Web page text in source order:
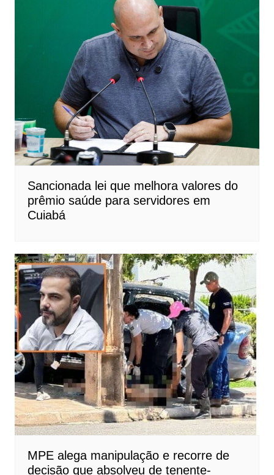
Sancionada lei que melhora valores do
prêmio saúde para servidores em
Cuiabá
MPE alega manipulação e recorre de
decisão que absolveu de tenente-